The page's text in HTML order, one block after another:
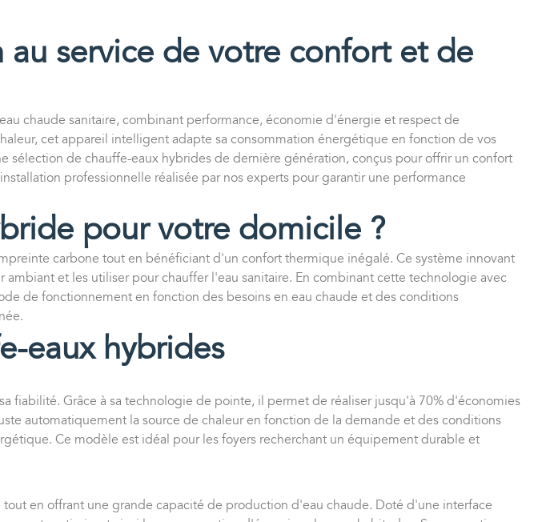
service de votre confort et de
chaude sanitaire, combinant performance, économie d'énergie et respect de
cet appareil intelligent adapte sa consommation énergétique en fonction de vos
sélection de chauffe-eaux hybrides de dernière génération, conçus pour offrir un confort
professionnelle réalisée par nos experts pour garantir une performance
pour votre domicile ?
carbone tout en bénéficiant d'un confort thermique inégalé. Ce système innovant
et les utiliser pour chauffer l'eau sanitaire. En combinant cette technologie avec
de fonctionnement en fonction des besoins en eau chaude et des conditions
eaux hybrides
fiabilité. Grâce à sa technologie de pointe, il permet de réaliser jusqu'à 70% d'économies
automatiquement la source de chaleur en fonction de la demande et des conditions
Ce modèle est idéal pour les foyers recherchant un équipement durable et
en offrant une grande capacité de production d'eau chaude. Doté d'une interface